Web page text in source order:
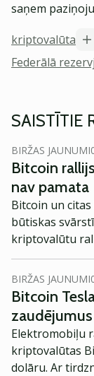
saņem
kriptovalūta
Federālā
SAISTĪTIE
BIRŽAS JAUNUMI
Bitcoin
nav pamata
Bitcoin un
būtiskas
kriptovalūtu
BIRŽAS JAUNUMI
Bitcoin
zaudējumus
Elektromobiļu
kriptovalūtas
dolāru. Ar